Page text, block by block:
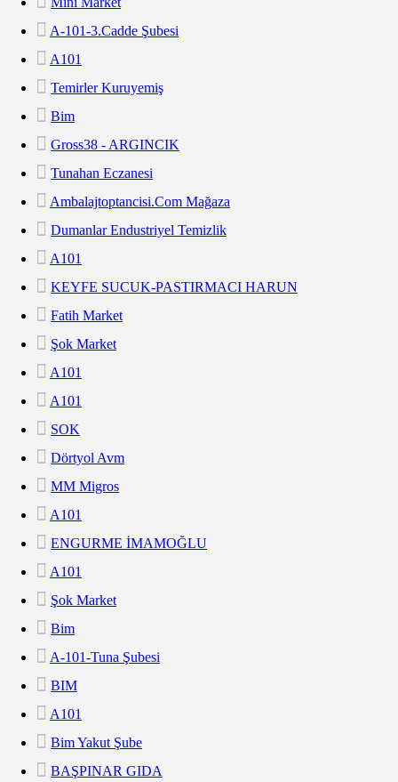
A-101-3.cadde Şubesi
A101
Temirler Kuruyemiş
Bim
Gross38 - ARGINCIK
Tunahan Eczanesi
Ambalajtoptancisi.com Mağaza
Dumanlar Endustriyel Temizlik
A101
KEYFE SUCUK-PASTIRMACI HARUN
Fatih Market
Şok Market
A101
A101
SOK
Dörtyol Avm
MM Migros
A101
ENGURME İMAMOĞLU
A101
Şok Market
Bim
A-101-Tuna Şubesi
BIM
A101
Bim Yakut Şube
BAŞPINAR GIDA